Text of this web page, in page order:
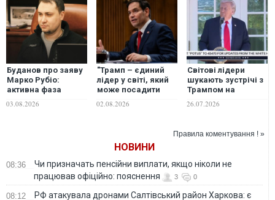
Буданов про заяву
Марко Рубіо:
активна фаза
паузі, але процес
03.08.2026
"Трамп – єдиний
лідер у світі, який
може посадити
стіл переговорів", -
02.08.2026
Світові лідери
шукають зустрічі з
Трампом на
прощання із
26.07.2026
Правила коментування ! »
НОВИНИ
08:36
Чи призначать пенсійни виплати, якщо ніколи не
працював офіційно: пояснення
3 0
08:12
РФ атакувала дронами Салтівський район Харкова: є